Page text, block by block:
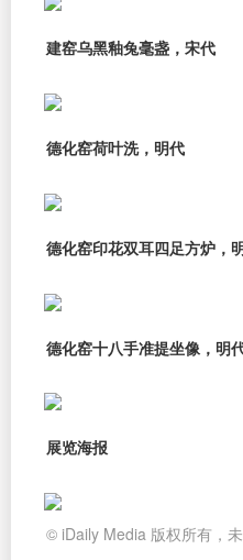
建窑乌黑釉兔毫盏，宋代
德化窑荷叶洗，明代
德化窑印花双耳四足方炉，
德化窑十八手准提坐像，明
展览海报
© iDaily Media 版权所有，未